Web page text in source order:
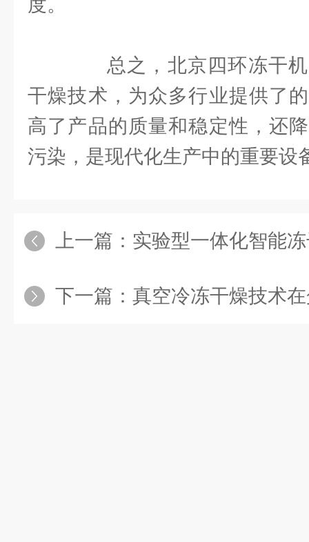
度。
总之，北京四环冻干机
干燥技术，为众多行业提供了
高了产品的质量和稳定性，还
污染，是现代化生产中的重要设
上一篇： 实验型一体化智能冻
下一篇： 真空冷冻干燥技术